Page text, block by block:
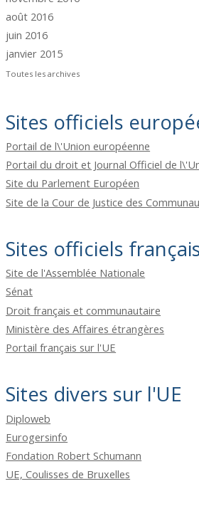
août 2016
juin 2016
janvier 2015
Toutes les archives
Sites officiels
Portail de l\'Union européenne
Portail du droit et Journal Officiel de
Site du Parlement Européen
Site de la Cour de Justice des
Sites officiels
Site de l'Assemblée Nationale
Sénat
Droit français et communautaire
Ministère des Affaires étrangères
Portail français sur l'UE
Sites divers sur l'UE
Diploweb
Eurogersinfo
Fondation Robert Schumann
UE, Coulisses de Bruxelles